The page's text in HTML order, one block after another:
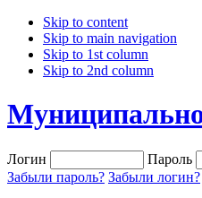
Skip to content
Skip to main navigation
Skip to 1st column
Skip to 2nd column
Логин
Пароль
Забыли пароль? Забыли логин?